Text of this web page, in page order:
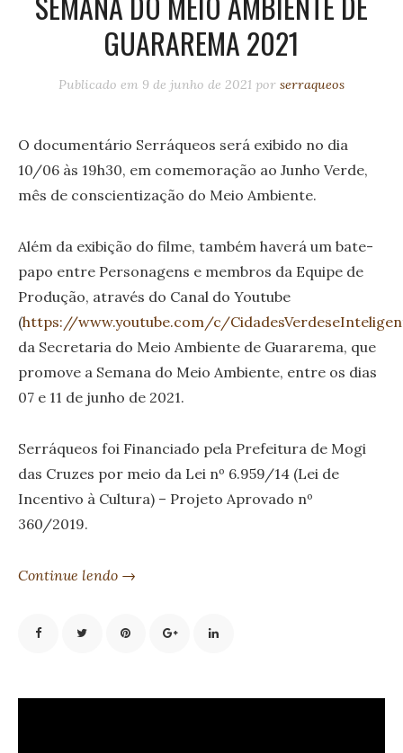
GUARAREMA 2021
Publicado em 9 de junho de 2021 por serraqueos
O documentário Serráqueos será exibido no dia
10/06 às 19h30, em comemoração ao Junho Verde,
mês de conscientização do Meio Ambiente.
Além da exibição do filme, também haverá um bate-
papo entre Personagens e membros da Equipe de
Produção, através do Canal do Youtube
(https://www.youtube.com/c/
da Secretaria do Meio Ambiente de Guararema, que
promove a Semana do Meio Ambiente, entre os dias
07 e 11 de junho de 2021.
Serráqueos foi Financiado pela Prefeitura de Mogi
das Cruzes por meio da Lei nº 6.959/14 (Lei de
Incentivo à Cultura) – Projeto Aprovado nº
360/2019.
Continue lendo →